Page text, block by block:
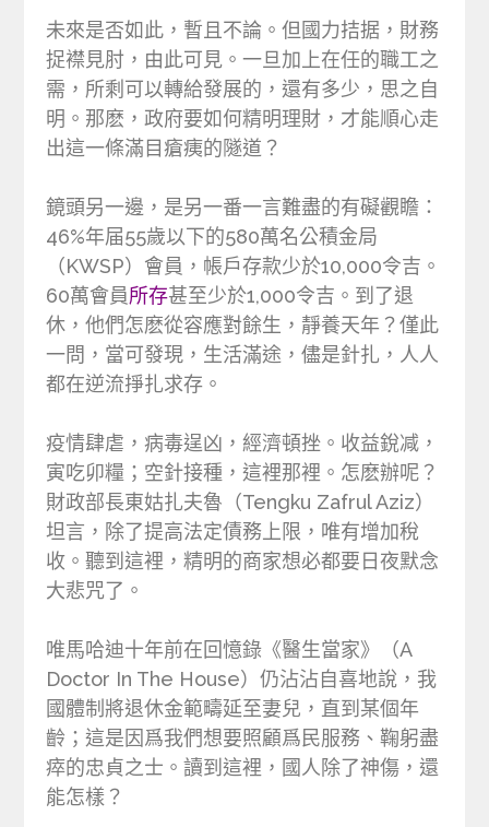
未來是否如此，暫且不論。但國力拮据，財務
捉襟見肘，由此可見。一旦加上在任的職工之
需，所剩可以轉給發展的，還有多少，思之自
明。那麽，政府要如何精明理財，才能順心走
出這一條滿目瘡痍的隧道？
鏡頭另一邊，是另一番一言難盡的有礙觀瞻：
46%年届55歲以下的580萬名公積金局
（KWSP）會員，帳戶存款少於10,000令吉。
60萬會員所存甚至少於1,000令吉。到了退
休，他們怎麽從容應對餘生，靜養天年？僅此
一問，當可發現，生活滿途，儘是針扎，人人
都在逆流掙扎求存。
疫情肆虐，病毒逞凶，經濟頓挫。收益銳减，
寅吃卯糧；空針接種，這裡那裡。怎麽辦呢？
財政部長東姑扎夫魯（Tengku Zafrul Aziz）
坦言，除了提高法定債務上限，唯有增加稅
收。聽到這裡，精明的商家想必都要日夜默念
大悲咒了。
唯馬哈迪十年前在回憶錄《醫生當家》（A
Doctor In The House）仍沾沾自喜地說，我
國體制將退休金範疇延至妻兒，直到某個年
齡；這是因爲我們想要照顧爲民服務、鞠躬盡
瘁的忠貞之士。讀到這裡，國人除了神傷，還
能怎樣？